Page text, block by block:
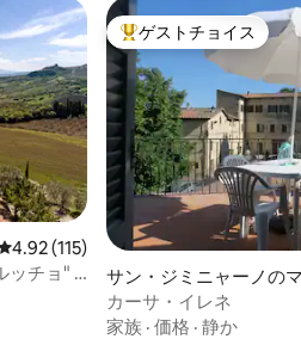
ビュー115件、5つ星中4.92つ星の
4.92 (115)
ッチョ" 2
大好評のゲストチョイ
ゲストチョイス
サン・ジミニャーノの
ョン・アパート
カーサ・イレネ
家族 · 価格 · 静か